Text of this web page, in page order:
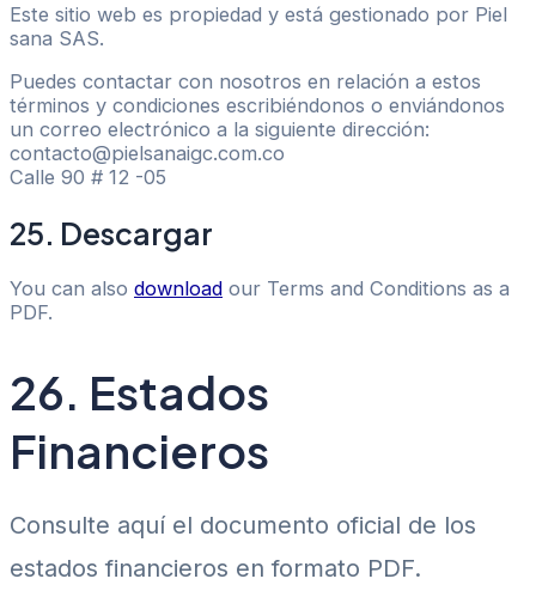
Este sitio web es propiedad y está gestionado por Piel
sana SAS.
Puedes contactar con nosotros en relación a estos
términos y condiciones escribiéndonos o enviándonos
un correo electrónico a la siguiente dirección:
contacto@pielsanaigc.com.co
Calle 90 # 12 -05
25. Descargar
You can also download our Terms and Conditions as a
PDF.
26. Estados
Financieros
Consulte aquí el documento oficial de los
estados financieros en formato PDF.